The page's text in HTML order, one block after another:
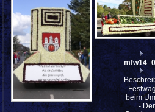
beim
- Der